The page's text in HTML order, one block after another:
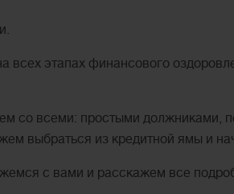
этапах финансового
со всеми: простыми должниками,
выбраться из кредитной ямы и
с вами и расскажем все